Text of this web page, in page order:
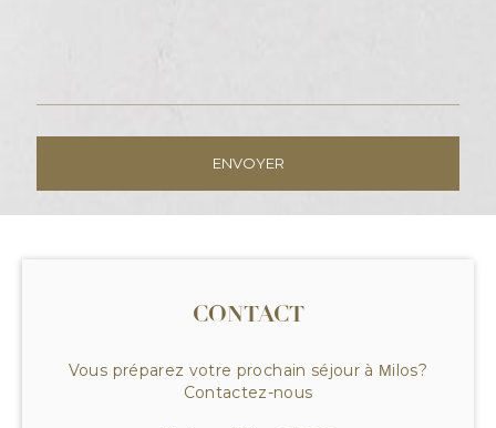
CONTACT
Vous préparez votre prochain séjour à Μilos?
Contactez-nous